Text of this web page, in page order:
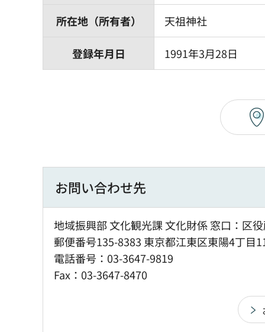
所在地（所有者） 天祖神社
登録年月日 1991年3月28日
お問い合わせ先
地域振興部 文化観光課 文化財係 窓口：区
郵便番号135-8383 東京都江東区東陽4丁目
電話番号：03-3647-9819
Fax：03-3647-8470